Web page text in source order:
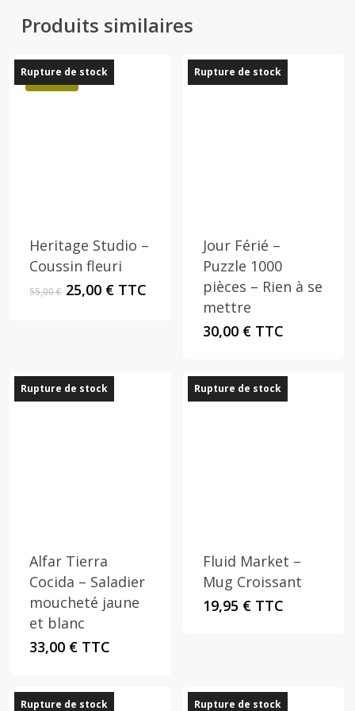
Produits similaires
Rupture de stock
Promo !
Heritage Studio –
Coussin fleuri
55,00€ Le
25,00 €Le
TTC
Rupture de stock
Jour Férié –
Puzzle 1000
pièces – Rien à se
mettre
30,00 € TTC
Rupture de stock
Alfar Tierra
Cocida – Saladier
moucheté jaune
et blanc
33,00 € TTC
Rupture de stock
Fluid Market –
Mug Croissant
19,95 € TTC
Rupture de stock Rupture de stock